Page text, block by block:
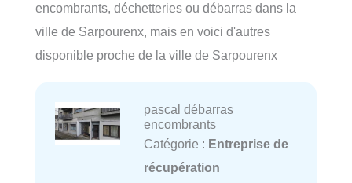
encombrants, déchetteries ou débarras dans la
ville de Sarpourenx, mais en voici d'autres
disponible proche de la ville de Sarpourenx
pascal débarras
encombrants
Catégorie : Entreprise de
récupération